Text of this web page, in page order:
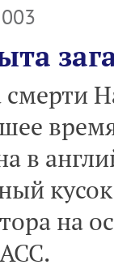
смерти
в
на